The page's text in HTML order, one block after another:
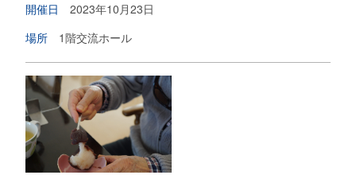
開催日
2023年10月23日
場所
1階交流ホール